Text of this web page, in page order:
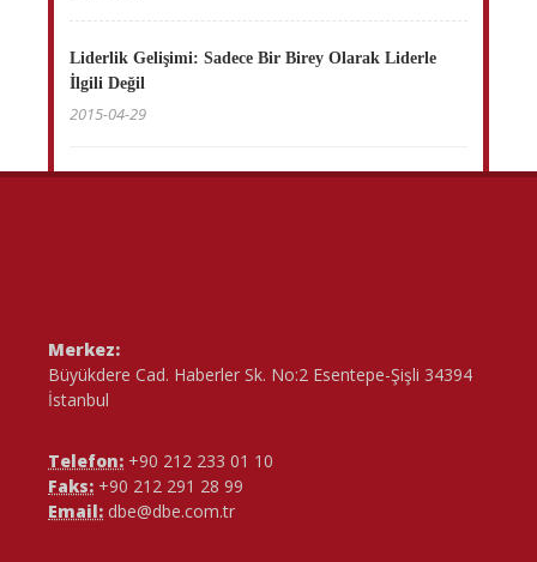
Liderlik Gelişimi: Sadece Bir Birey Olarak Liderle
İlgili Değil
2015-04-29
Merkez:
Büyükdere Cad. Haberler Sk. No:2 Esentepe-Şişli 34394
İstanbul
Telefon: +90 212 233 01 10
Faks: +90 212 291 28 99
Email: dbe@dbe.com.tr